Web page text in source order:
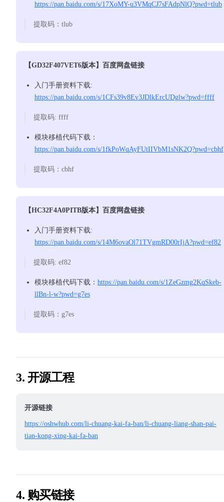
https://pan.baidu.com/s/17XoMY-u3VMqCJ7sFAdpNlQ?pwd=tlub
提取码：tlub
【GD32F407VET6版本】百度网盘链接
入门手册资料下载:
https://pan.baidu.com/s/1CFs39v8Ev3JDlkErcUDglw?pwd=ffff
提取码: ffff
模块移植代码下载：
https://pan.baidu.com/s/1fkPoWqAyFUtIIVbM1sNK2Q?pwd=cbhf
提取码：cbhf
【HC32F4A0PITB版本】百度网盘链接
入门手册资料下载:
https://pan.baidu.com/s/14M6ovaOl71TVgmRD00rIjA?pwd=ef82
提取码: ef82
模块移植代码下载： https://pan.baidu.com/s/1ZeGzmg2KqSkeb-
llBn-l-w?pwd=g7es
提取码：g7es
3. 开源工程
开源链接
https://oshwhub.com/li-chuang-kai-fa-ban/li-chuang-liang-shan-pai-
tian-kong-xing-kai-fa-ban
4. 购买链接